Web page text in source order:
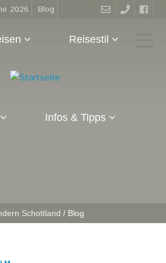
2026 Blog
Reisestil
Infos & Tipps
Schottland / Blog